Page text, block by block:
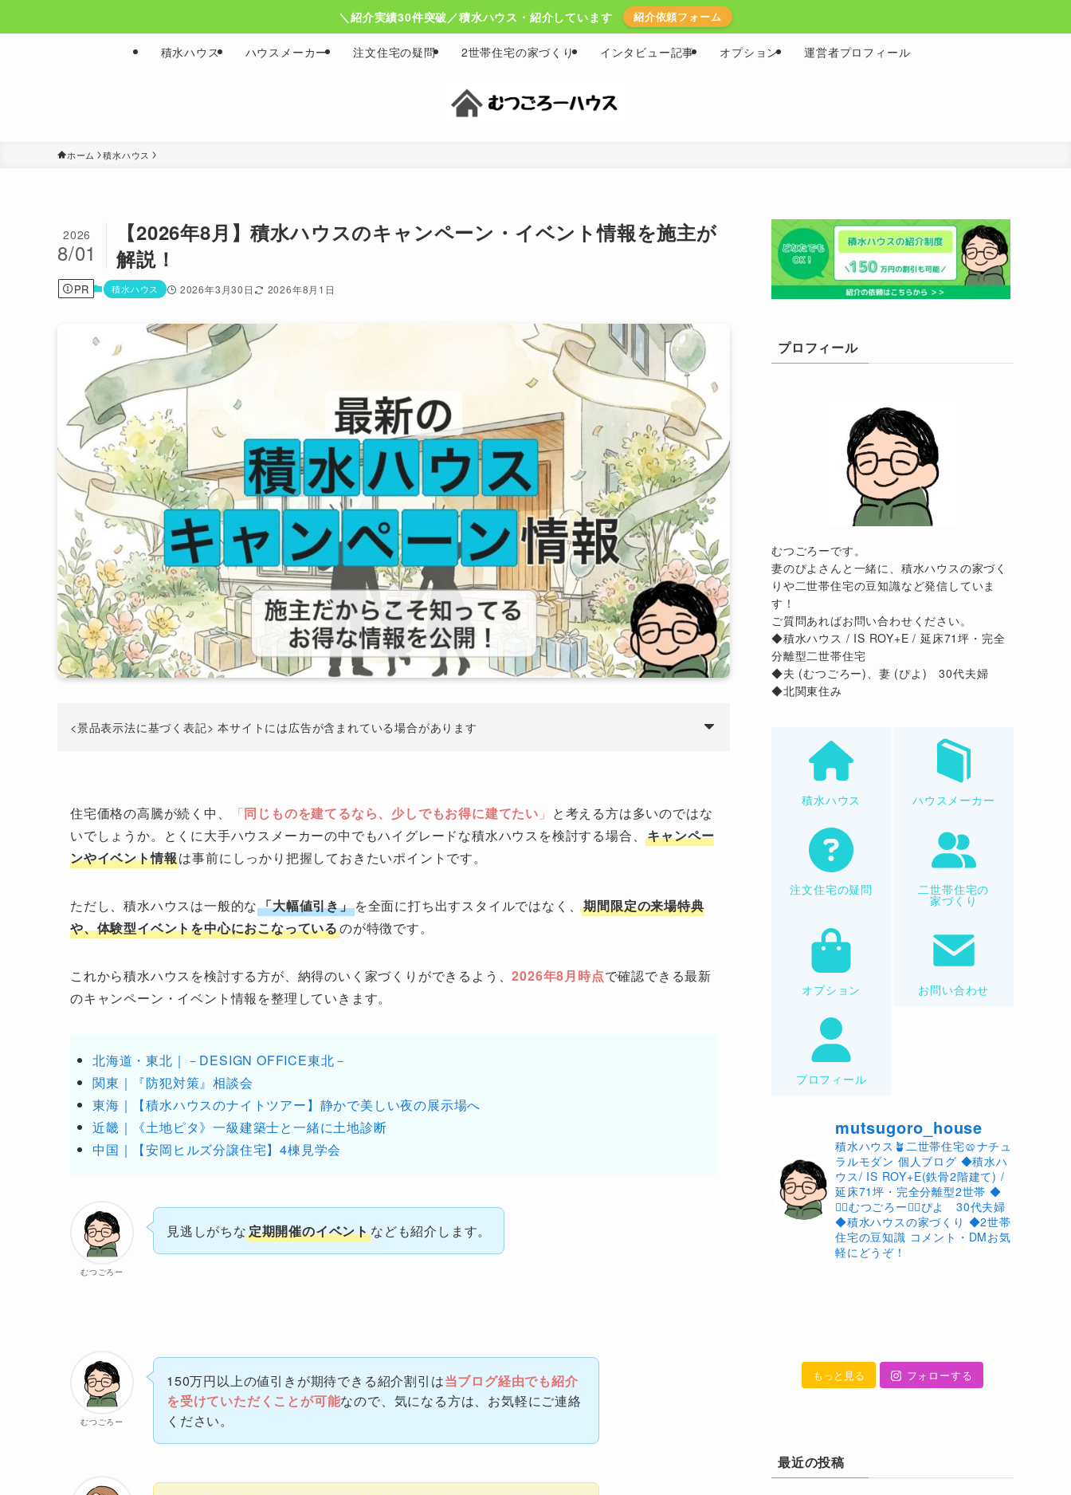
＼紹介実績30件突破／積水ハウス・紹介しています 紹介依頼フォーム
積水ハウス ハウスメーカー 注文住宅の疑問 2世帯住宅の家づくり インタビュー記事 オプション 運営者プロフィール
ホーム 積水ハウス
【2026年8月】積水ハウスのキャンペーン・イベント情報を施主が
解説！
2026
8/01
PR 積水ハウス 2026年3月30日 2026年8月1日
<景品表示法に基づく表記> 本サイトには広告が含まれている場合があります
住宅価格の高騰が続く中、 「同じものを建てるなら、少しでもお得に建てたい 」 と考える方は多いのではな
いでしょうか。とくに大手ハウスメーカーの中でもハイグレードな積水ハウスを検討する場合、キャンペー
ンやイベント情報は事前にしっかり把握しておきたいポイントです。
ただし、積水ハウスは一般的な「大幅値引き」を全面に打ち出すスタイルではなく、期間限定の来場特典
や、体験型イベントを中心におこなっているのが特徴です。
これから積水ハウスを検討する方が、納得のいく家づくりができるよう、2026年8月時点で確認できる最新
のキャンペーン・イベント情報を整理していきます。
北海道・東北｜－DESIGN OFFICE東北－
関東｜『防犯対策』相談会
東海｜【積水ハウスのナイトツアー】静かで美しい夜の展示場へ
近畿｜《土地ピタ》一級建築士と一緒に土地診断
中国｜【安岡ヒルズ分譲住宅】4棟見学会
むつごろー
見逃しがちな定期開催のイベントなども紹介します。
むつごろー
150万円以上の値引きが期待できる紹介割引は当ブログ経由でも紹介
を受けていただくことが可能なので、気になる方は、お気軽にご連絡
ください。
プロフィール
むつごろーです。
妻のぴよさんと一緒に、積水ハウスの家づく
りや二世帯住宅の豆知識など発信していま
す！
ご質問あればお問い合わせください。
◆積水ハウス / IS ROY+E / 延床71坪・完全
分離型二世帯住宅
◆夫 (むつごろー)、妻 (ぴよ) 30代夫婦
◆北関東住み
積水ハウス ハウスメーカー
注文住宅の疑問 二世帯住宅の
家づくり
オプション お問い合わせ
プロフィール
mutsugoro_house
積水ハウス🪴二世帯住宅🥨ナチュ
ラルモダン 個人ブログ ◆積水ハ
ウス/ IS ROY+E(鉄骨2階建て) /
延床71坪・完全分離型2世帯 ◆
🙋‍♂️むつごろー🙋‍♀️ぴよ 30代夫婦
◆積水ハウスの家づくり ◆2世帯
住宅の豆知識 コメント・DMお気
軽にどうぞ！
もっと見る フォローする
最近の投稿